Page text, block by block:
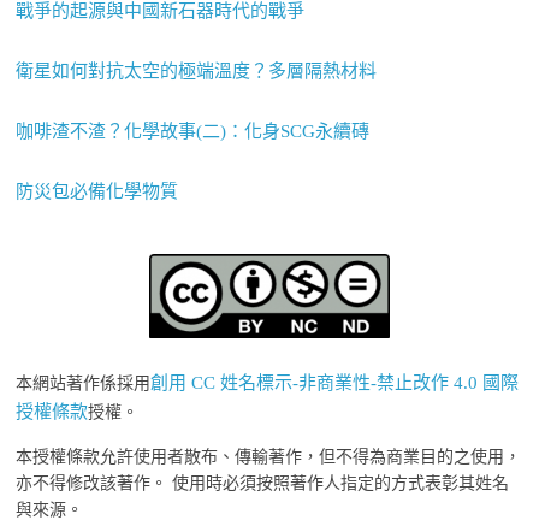
戰爭的起源與中國新石器時代的戰爭
衛星如何對抗太空的極端溫度？多層隔熱材料
咖啡渣不渣？化學故事(二)：化身SCG永續磚
防災包必備化學物質
本網站著作係採用創用 CC 姓名標示-非商業性-禁止改作 4.0 國際
授權條款授權。
本授權條款允許使用者散布、傳輸著作，但不得為商業目的之使用，
亦不得修改該著作。 使用時必須按照著作人指定的方式表彰其姓名
與來源。